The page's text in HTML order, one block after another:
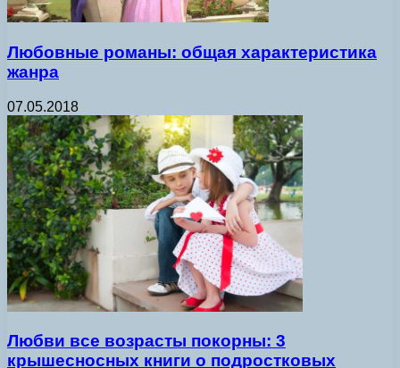
Любовные романы: общая характеристика
жанра
07.05.2018
Любви все возрасты покорны: 3
крышесносных книги о подростковых